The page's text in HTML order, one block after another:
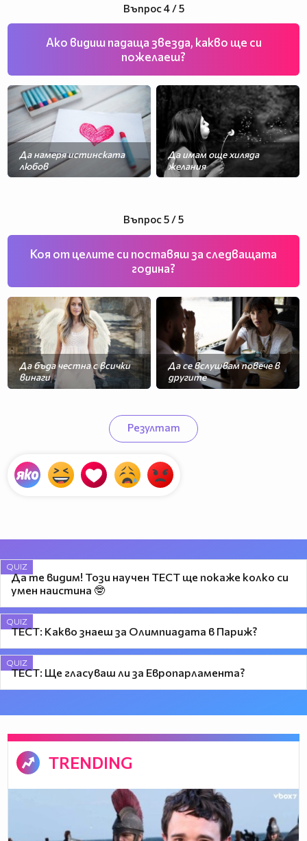
Въпрос 4 / 5
Ако видиш падаща звезда, какво ще си
пожелаеш?
Да намеря истинската
любов
Да имам още хиляда
желания
Да бъда достоен
партньор
Да си поседя сама още
малко време
Въпрос 5 / 5
Коя от целите си поставяш за следващата
година?
Да бъда честна с всички
винаги
Да се вслушвам повече в
другите
Да изляза от зоната си на
комфорт
Да сменя средата си
Резултат
QUIZ
Да те видим! Този научен ТЕСТ ще покаже колко си
умен наистина 🤓
QUIZ
ТЕСТ: Какво знаеш за Олимпиадата в Париж?
QUIZ
ТЕСТ: Ще гласуваш ли за Европарламента?
TRENDING